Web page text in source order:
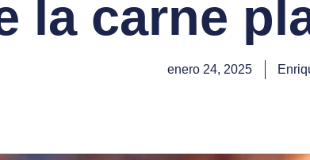
la carne
enero 24, 2025